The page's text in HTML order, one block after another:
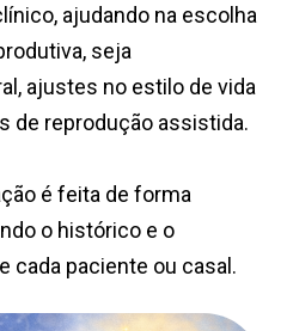
ajudando na escolha
seja
ajustes no estilo de vida
de reprodução assistida.
é feita de forma
o histórico e o
cada paciente ou casal.